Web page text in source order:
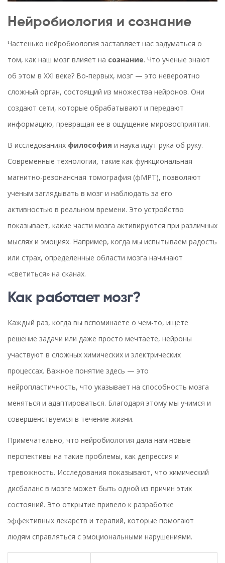
Нейробиология и сознание
Частенько нейробиология заставляет нас задуматься о
том, как наш мозг влияет на сознание. Что ученые знают
об этом в XXI веке? Во-первых, мозг — это невероятно
сложный орган, состоящий из множества нейронов. Они
создают сети, которые обрабатывают и передают
информацию, превращая ее в ощущение мировосприятия.
В исследованиях философия и наука идут рука об руку.
Современные технологии, такие как функциональная
магнитно-резонансная томография (фМРТ), позволяют
ученым заглядывать в мозг и наблюдать за его
активностью в реальном времени. Это устройство
показывает, какие части мозга активируются при различных
мыслях и эмоциях. Например, когда мы испытываем радость
или страх, определенные области мозга начинают
«светиться» на сканах.
Как работает мозг?
Каждый раз, когда вы вспоминаете о чем-то, ищете
решение задачи или даже просто мечтаете, нейроны
участвуют в сложных химических и электрических
процессах. Важное понятие здесь — это
нейропластичность, что указывает на способность мозга
меняться и адаптироваться. Благодаря этому мы учимся и
совершенствуемся в течение жизни.
Примечательно, что нейробиология дала нам новые
перспективы на такие проблемы, как депрессия и
тревожность. Исследования показывают, что химический
дисбаланс в мозге может быть одной из причин этих
состояний. Это открытие привело к разработке
эффективных лекарств и терапий, которые помогают
людям справляться с эмоциональными нарушениями.